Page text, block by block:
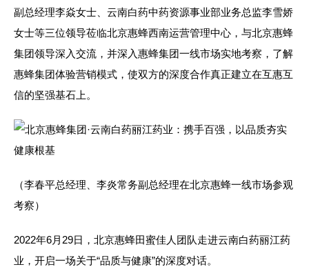
副总经理李焱女士、云南白药中药资源事业部业务总监李雪娇
女士等三位领导莅临北京惠蜂西南运营管理中心，与北京惠蜂
集团领导深入交流，并深入惠蜂集团一线市场实地考察，了解
惠蜂集团体验营销模式，使双方的深度合作真正建立在互惠互
信的坚强基石上。
（李春平总经理、李炎常务副总经理在北京惠蜂一线市场参观
考察）
2022年6月29日，北京惠蜂田蜜佳人团队走进云南白药丽江药
业，开启一场关于“品质与健康”的深度对话。